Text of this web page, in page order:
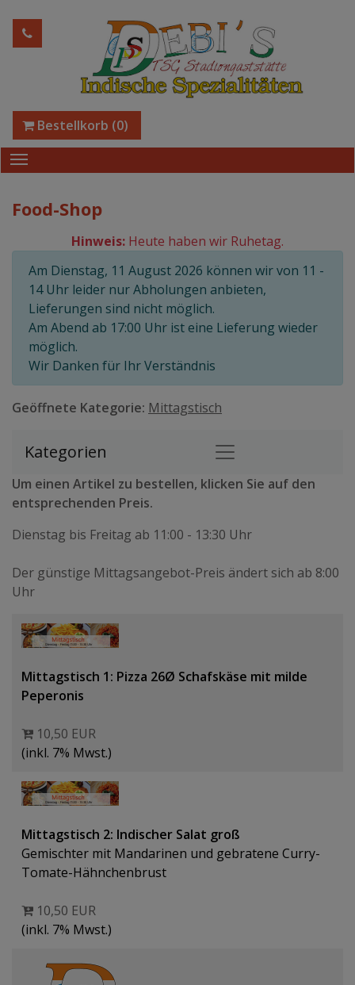
Bestellkorb (0)
Food-Shop
Hinweis: Heute haben wir Ruhetag.
Am Dienstag, 11 August 2026 können wir von 11 -
14 Uhr leider nur Abholungen anbieten,
Lieferungen sind nicht möglich.
Am Abend ab 17:00 Uhr ist eine Lieferung wieder
möglich.
Wir Danken für Ihr Verständnis
Geöffnete Kategorie: Mittagstisch
Kategorien
Um einen Artikel zu bestellen, klicken Sie auf den
entsprechenden Preis.
Dienstag bis Freitag ab 11:00 - 13:30 Uhr
Der günstige Mittagsangebot-Preis ändert sich ab 8:00
Uhr
Mittagstisch 1: Pizza 26Ø Schafskäse mit milde
Peperonis
10,50 EUR
(inkl. 7% Mwst.)
Mittagstisch 2: Indischer Salat groß
Gemischter mit Mandarinen und gebratene Curry-
Tomate-Hähnchenbrust
10,50 EUR
(inkl. 7% Mwst.)